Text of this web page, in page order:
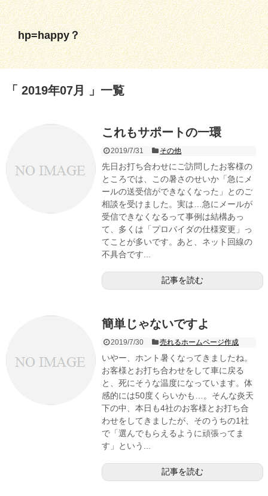
hp=happy？
2019年07月 一覧
これもサポートの一環
2019/7/31 その他
先日お打ち合わせにご訪問したお客様の
ところでは、この暑さのせいか「急にメ
ールの送受信ができなくなった」とのご
相談を受けました。実は…急にメールが
受信できなくなるって事例は結構あっ
て、多くは「プロバイダの仕様変更」っ
てことが多いです。あと、ネット回線の
不具合です...
記事を読む
簡単じゃないですよ
2019/7/30 売れるホームページ作成
いやー、ホント暑くなってきましたね。
お客様とお打ち合わせをして車に戻る
と、死にそうな温度になっています。体
感的には50度くらいかも…。そんな炎天
下の中、本日も4社のお客様とお打ち合
わせをしてきましたが、そのうちの1社
で「選んでもらえるように頑張ってま
す」という...
記事を読む